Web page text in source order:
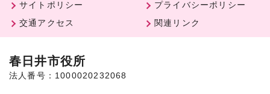
サイトポリシー
プライバシーポリシー
交通アクセス
関連リンク
春日井市役所
法人番号：1000020232068